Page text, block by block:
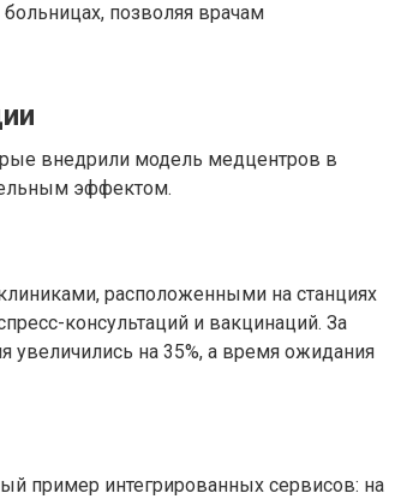
позволяя врачам
внедрили модель медцентров в
эффектом.
расположенными на станциях
консультаций и вакцинаций. За
увеличились на 35%, а время ожидания
пример интегрированных сервисов: на